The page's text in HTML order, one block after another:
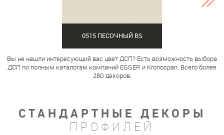
0515 ПЕСОЧНЫЙ BS
Вы не нашли интересующий вас цвет ДСП? Есть возможность выбора
ДСП по полным каталогам компаний EGGER и Kronospan. Всего более
280 декоров.
СТАНДАРТНЫЕ ДЕКОРЫ
ПРОФИЛЕЙ